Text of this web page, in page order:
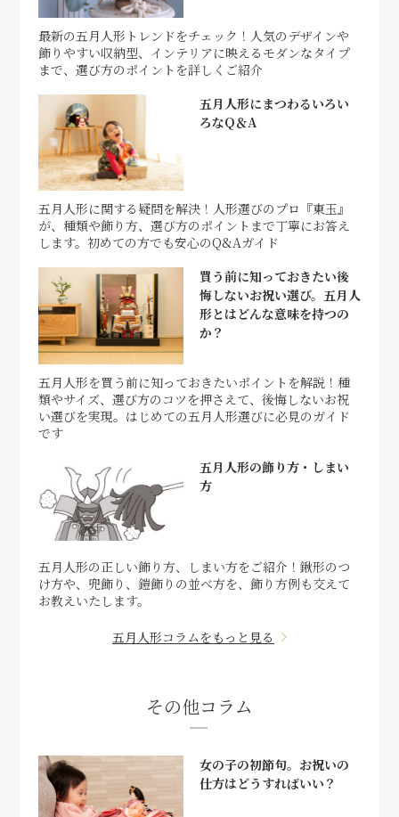
最新の五月人形トレンドをチェック！人気のデザインや
飾りやすい収納型、インテリアに映えるモダンなタイプ
まで、選び方のポイントを詳しくご紹介
五月人形にまつわるいろい
ろなQ＆A
五月人形に関する疑問を解決！人形選びのプロ『東玉』
が、種類や飾り方、選び方のポイントまで丁寧にお答え
します。初めての方でも安心のQ&Aガイド
買う前に知っておきたい後
悔しないお祝い選び。五月人
形とはどんな意味を持つの
か？
五月人形を買う前に知っておきたいポイントを解説！種
類やサイズ、選び方のコツを押さえて、後悔しないお祝
い選びを実現。はじめての五月人形選びに必見のガイド
です
五月人形の飾り方・しまい
方
五月人形の正しい飾り方、しまい方をご紹介！鍬形のつ
け方や、兜飾り、鎧飾りの並べ方を、飾り方例も交えて
お教えいたします。
五月人形コラムをもっと見る
その他コラム
女の子の初節句。お祝いの
仕方はどうすればいい？